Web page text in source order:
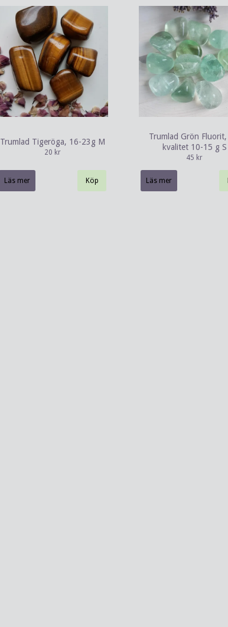
Trumlad Tigeröga, 16-23g M
20 kr
Läs mer
Trumlad Grön Fluorit,
kvalitet 10-15 g S
45 kr
Läs mer